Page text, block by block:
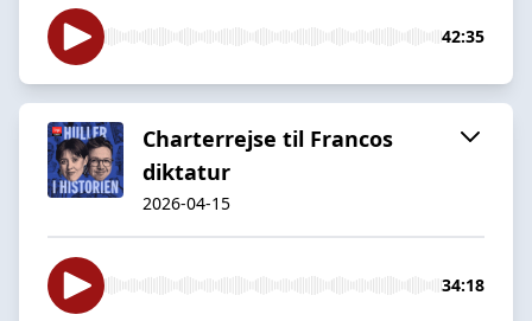
42:35
Charterrejse til Francos
diktatur
2026-04-15
34:18